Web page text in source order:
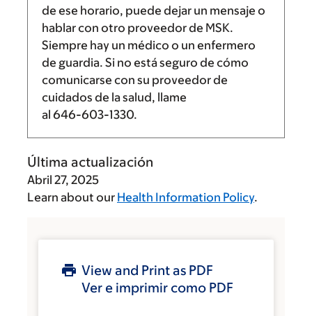
de ese horario, puede dejar un mensaje o
hablar con otro proveedor de MSK.
Siempre hay un médico o un enfermero
de guardia. Si no está seguro de cómo
comunicarse con su proveedor de
cuidados de la salud, llame
al 646-603-1330.
Última actualización
Abril 27, 2025
Learn about our Health Information Policy.
View and Print as PDF
Ver e imprimir como PDF